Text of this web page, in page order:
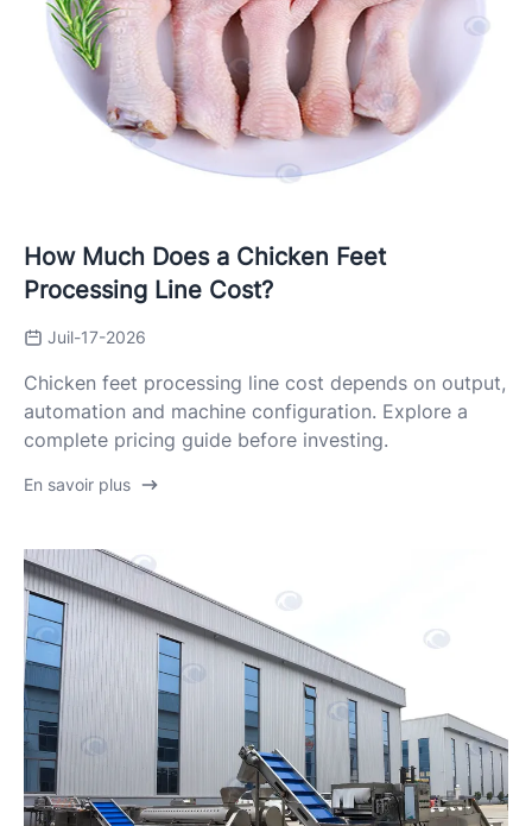
How Much Does a Chicken Feet
Processing Line Cost?
Juil-17-2026
Chicken feet processing line cost depends on output,
automation and machine configuration. Explore a
complete pricing guide before investing.
En savoir plus